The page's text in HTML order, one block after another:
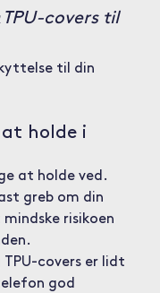
covers til
til din
at holde i
at holde ved.
greb om din
risikoen
covers er lidt
god